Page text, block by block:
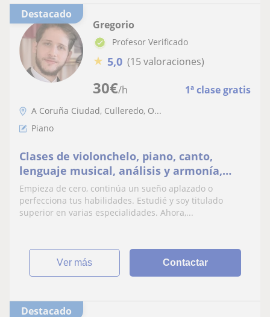
Destacado
30€/h 1ª clase gratis
Gregorio
Profesor Verificado
★ 5,0 (15 valoraciones)
A Coruña Ciudad, Culleredo, O...
Piano
Clases de violonchelo, piano, canto,
lenguaje musical, análisis y armonía,
nuevas tecnologías
Empieza de cero, continúa un sueño aplazado o
perfecciona tus habilidades. Estudié y soy titulado
superior en varias especialidades. Ahora,...
ver más Contactar
Destacado